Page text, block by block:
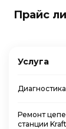
Прайс
Услуга
Ремонт
станции Kraft